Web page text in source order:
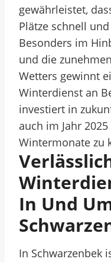
gewährleistet,
Plätze schnell
Besonders im
und die
Wetters gewinnt
Winterdienst an
investiert in
auch im Jahr
Wintermonate zu
In Und
In Schwarzenbek